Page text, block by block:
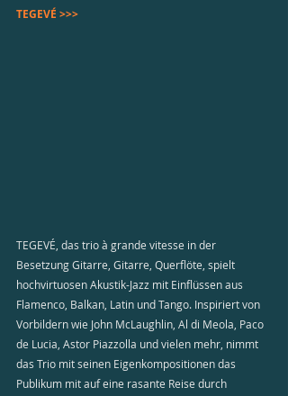
TEGEVÉ >>>
TEGEVÉ, das trio à grande vitesse in der
Besetzung Gitarre, Gitarre, Querflöte, spielt
hochvirtuosen Akustik-Jazz mit Einflüssen aus
Flamenco, Balkan, Latin und Tango. Inspiriert von
Vorbildern wie John McLaughlin, Al di Meola, Paco
de Lucia, Astor Piazzolla und vielen mehr, nimmt
das Trio mit seinen Eigenkompositionen das
Publikum mit auf eine rasante Reise durch